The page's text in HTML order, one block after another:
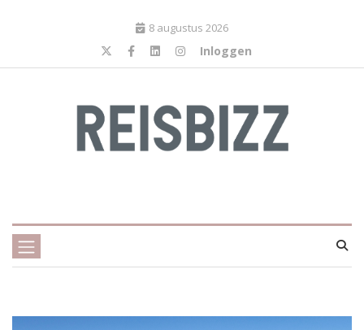
8 augustus 2026
Inloggen